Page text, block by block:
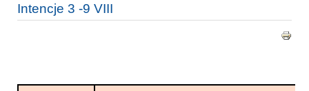
Intencje 3 -9 VIII